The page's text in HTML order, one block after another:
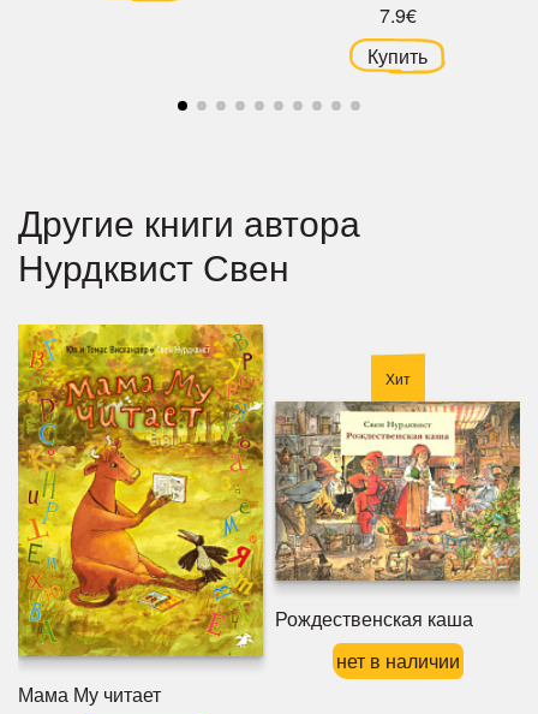
7.9€
Купить
Другие книги автора
Нурдквист Свен
Мама Му читает
Хит
Рождественская каша
нет в наличии